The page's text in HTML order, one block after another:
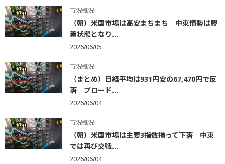
市況概況
（朝）米国市場は高安まちまち 中東情勢は膠
着状態となり...
2026/06/05
市況概況
（まとめ）日経平均は931円安の67,470円で反
落 ブロード...
2026/06/04
市況概況
（朝）米国市場は主要3指数揃って下落 中東
では再び交戦...
2026/06/04